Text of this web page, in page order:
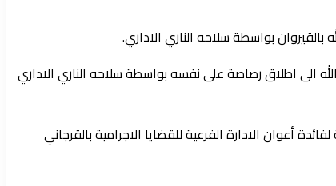
بواسطة سلاحه الناري الاداري.
الى اطلاق رصاصة على نفسه بواسطة سلاحه الناري الاداري
أعوان الادارة الفرعية للقضايا الاجرامية بالقرجاني